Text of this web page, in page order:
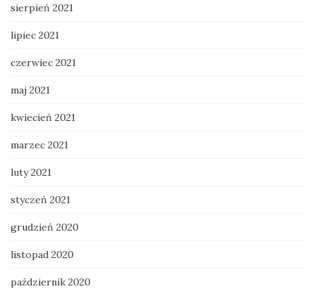
sierpień 2021
lipiec 2021
czerwiec 2021
maj 2021
kwiecień 2021
marzec 2021
luty 2021
styczeń 2021
grudzień 2020
listopad 2020
październik 2020